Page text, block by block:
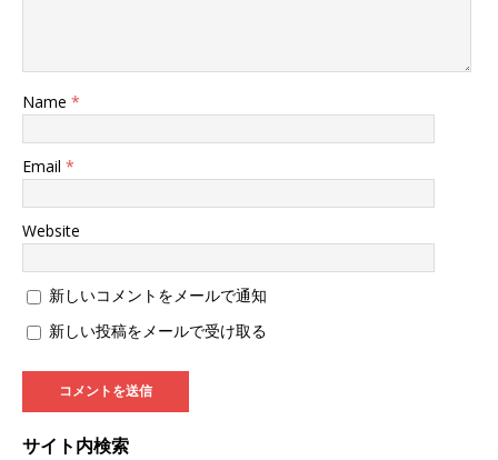
Name *
Email *
Website
新しいコメントをメールで通知
新しい投稿をメールで受け取る
サイト内検索